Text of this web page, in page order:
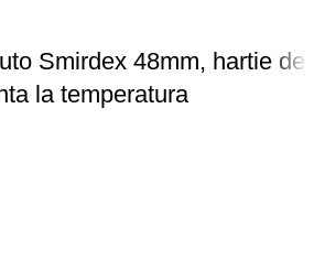
Smirdex 48mm, hartie de
la temperatura